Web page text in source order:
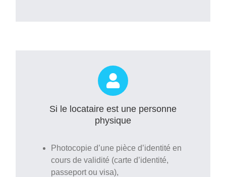
Si le locataire est une personne
physique
Photocopie d’une pièce d’identité en
cours de validité (carte d’identité,
passeport ou visa),